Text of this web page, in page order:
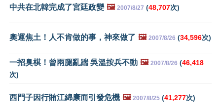
中共在北韓完成了宮廷政變 🖼️ 2007/8/27 (48,707次)
奧運焦土！人不肯做的事，神來做了 🖼️ 2007/8/26 (34,596次)
一招臭棋！曾兩腿亂踹 吳溫按兵不動 🖼️ 2007/8/26 (46,418
次)
西門子因行賄江綿康而引發危機 🖼️ 2007/8/25 (41,277次)